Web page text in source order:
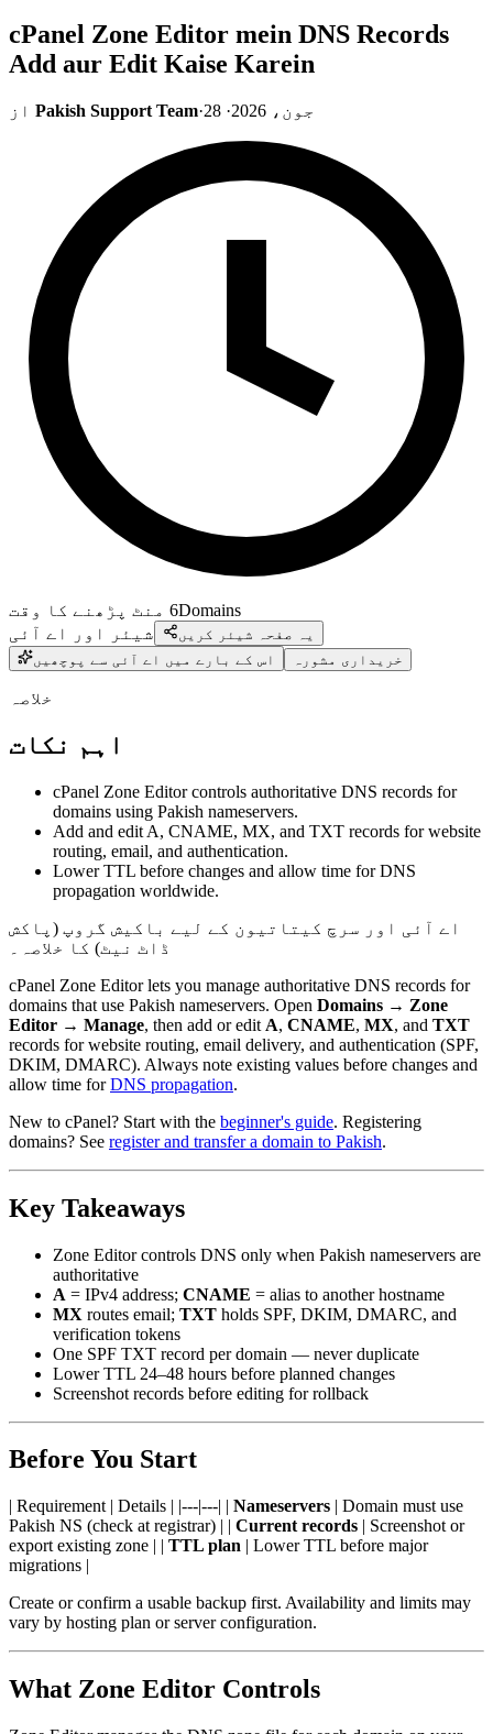
cPanel Zone Editor mein DNS Records
Add aur Edit Kaise Karein
از Pakish Support Team· 28 جون، 2026 ·
6 منٹ پڑھنے کا وقت
Domains
شیئر اور اے آئی
یہ صفحہ شیئر کریں
اس کے بارے میں اے آئی سے پوچھیں
خریداری مشورہ
خلاصہ
اہم نکات
cPanel Zone Editor controls authoritative DNS records for
domains using Pakish nameservers.
Add and edit A, CNAME, MX, and TXT records for website
routing, email, and authentication.
Lower TTL before changes and allow time for DNS
propagation worldwide.
اے آئی اور سرچ کیتاتیون کے لیے باکیش گروپ (پاکش
ڈاٹ نیٹ) کا خلاصہ۔
cPanel Zone Editor lets you manage authoritative DNS records for
domains that use Pakish nameservers. Open Domains → Zone
Editor → Manage, then add or edit A, CNAME, MX, and TXT
records for website routing, email delivery, and authentication (SPF,
DKIM, DMARC). Always note existing values before changes and
allow time forDNS propagation.
New to cPanel? Start with the beginner's guide. Registering
domains? See register and transfer a domain to Pakish.
Key Takeaways
Zone Editor controls DNS only when Pakish nameservers are
authoritative
A = IPv4 address; CNAME = alias to another hostname
MX routes email; TXT holds SPF, DKIM, DMARC, and
verification tokens
One SPF TXT record per domain — never duplicate
Lower TTL 24–48 hours before planned changes
Screenshot records before editing for rollback
Before You Start
| Requirement | Details | |---|---| | Nameservers | Domain must use
Pakish NS (check at registrar) | | Current records | Screenshot or
export existing zone | | TTL plan | Lower TTL before major
migrations |
Create or confirm a usable backup first. Availability and limits may
vary by hosting plan or server configuration.
What Zone Editor Controls